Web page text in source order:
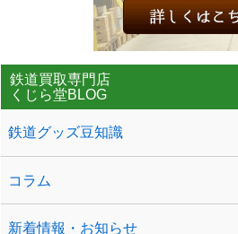
鉄道買取専門店
くじら堂BLOG
鉄道グッズ豆知識
コラム
新着情報・お知らせ